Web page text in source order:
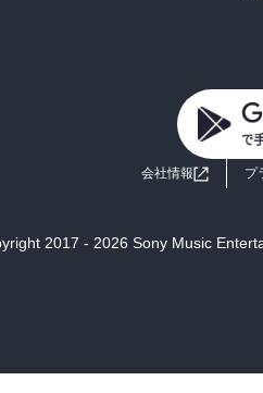
会社情報 プ
2017 - 2026 Sony Music